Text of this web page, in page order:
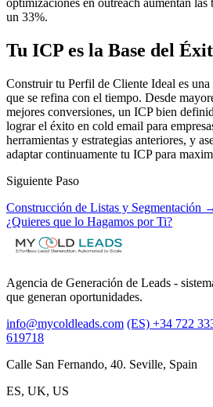
optimizaciones en outreach aumentan las
un 33%.
Tu ICP es la Base del
Construir tu Perfil de Cliente Ideal es
que se refina con el tiempo. Desde
mejores conversiones, un ICP bien
lograr el éxito en cold email para
herramientas y estrategias anteriores, y
adaptar continuamente tu ICP para
Siguiente Paso
Construcción de Listas y Segmentación
¿Quieres que lo Hagamos por Ti?
Agencia de Generación de Leads -
que generan oportunidades.
info@mycoldleads.com (ES) +34 722
619718
Calle San Fernando, 40. Seville, Spain
ES, UK, US